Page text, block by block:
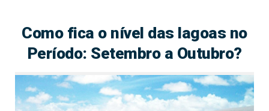
Como fica o nível das lagoas no
Período: Setembro a Outubro?